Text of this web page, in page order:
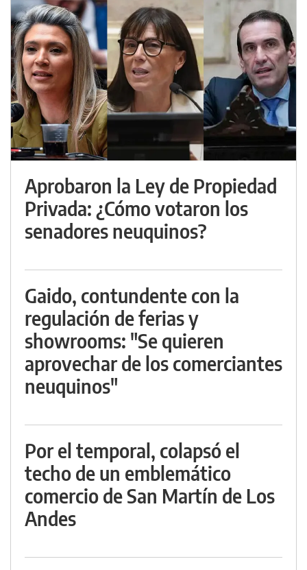
Aprobaron la Ley de Propiedad
Privada: ¿Cómo votaron los
senadores neuquinos?
Gaido, contundente con la
regulación de ferias y
showrooms: "Se quieren
aprovechar de los comerciantes
neuquinos"
Por el temporal, colapsó el
techo de un emblemático
comercio de San Martín de Los
Andes